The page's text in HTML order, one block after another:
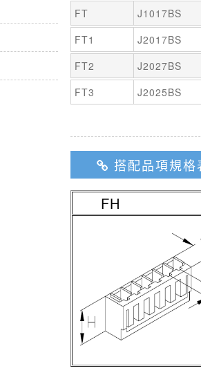
FT
J1017BS
FT1
J2017BS
FT2
J2027BS
FT3
J2025BS
搭配品項規格
FH